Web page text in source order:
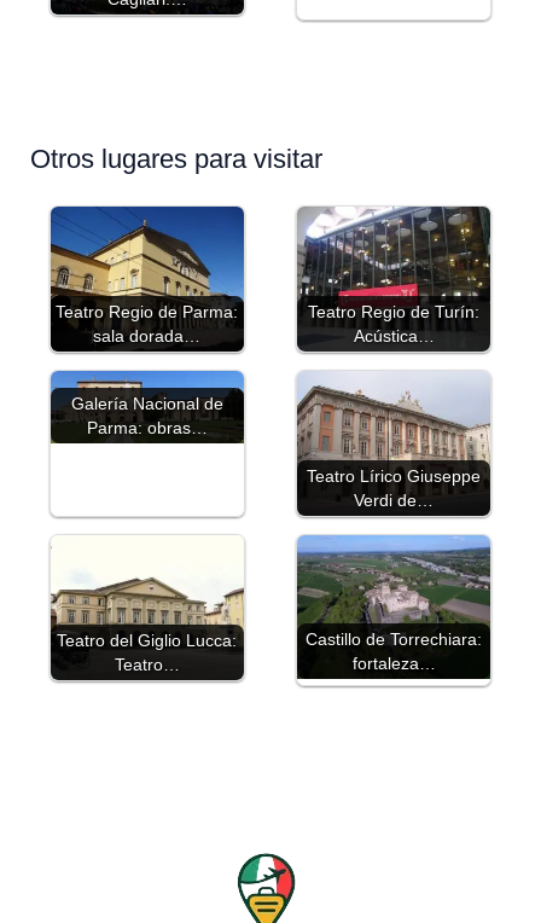
Otros lugares para visitar
Teatro Regio de Parma:
sala dorada…
Teatro Regio de Turín:
Acústica…
Galería Nacional de
Parma: obras…
Teatro Lírico Giuseppe
Verdi de…
Teatro del Giglio Lucca:
Teatro…
Castillo de Torrechiara:
fortaleza…